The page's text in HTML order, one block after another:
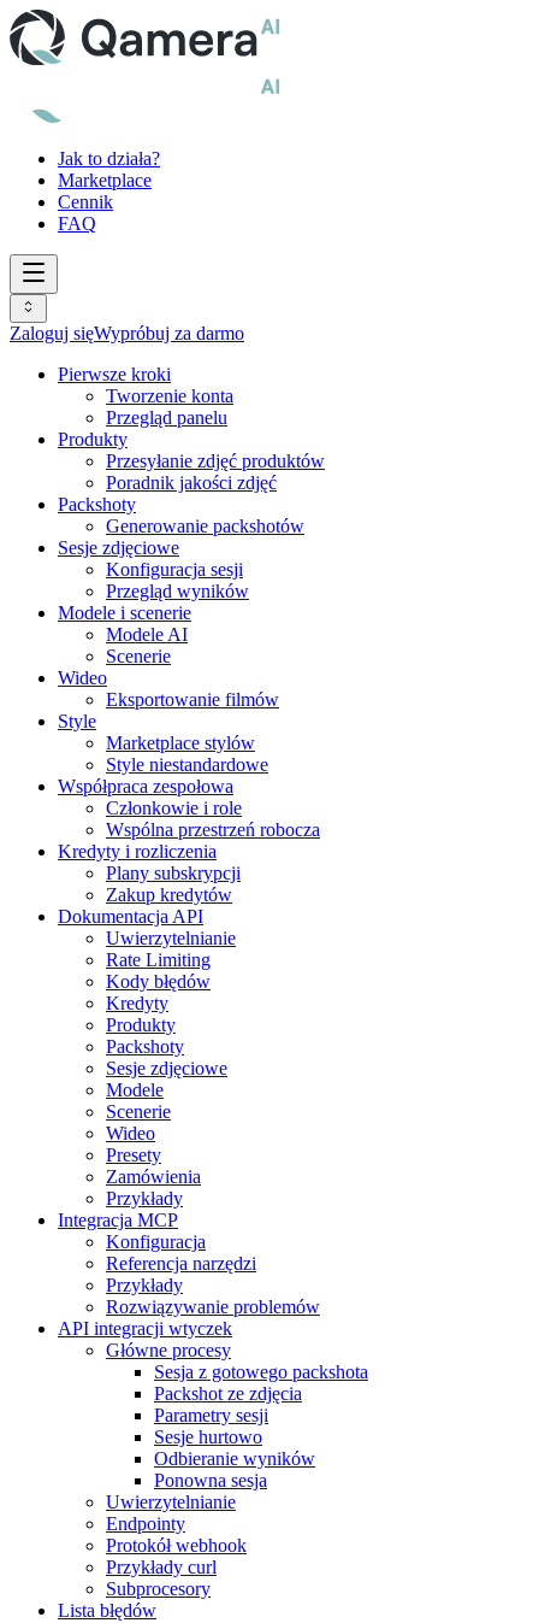
Jak to działa?
Marketplace
Cennik
FAQ
Zaloguj sięWypróbuj za darmo
Pierwsze kroki
Tworzenie konta
Przegląd panelu
Produkty
Przesyłanie zdjęć produktów
Poradnik jakości zdjęć
Packshoty
Generowanie packshotów
Sesje zdjęciowe
Konfiguracja sesji
Przegląd wyników
Modele i scenerie
Modele AI
Scenerie
Wideo
Eksportowanie filmów
Style
Marketplace stylów
Style niestandardowe
Współpraca zespołowa
Członkowie i role
Wspólna przestrzeń robocza
Kredyty i rozliczenia
Plany subskrypcji
Zakup kredytów
Dokumentacja API
Uwierzytelnianie
Rate Limiting
Kody błędów
Kredyty
Produkty
Packshoty
Sesje zdjęciowe
Modele
Scenerie
Wideo
Presety
Zamówienia
Przykłady
Integracja MCP
Konfiguracja
Referencja narzędzi
Przykłady
Rozwiązywanie problemów
API integracji wtyczek
Główne procesy
Sesja z gotowego packshota
Packshot ze zdjęcia
Parametry sesji
Sesje hurtowo
Odbieranie wyników
Ponowna sesja
Uwierzytelnianie
Endpointy
Protokół webhook
Przykłady curl
Subprocesory
Lista błędów